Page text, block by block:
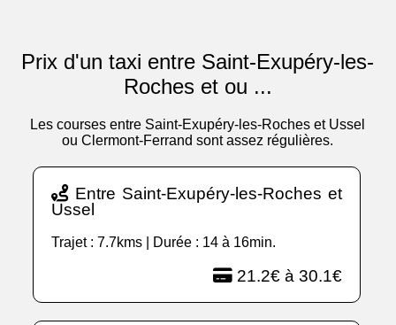
Prix d'un taxi entre Saint-Exupéry-les-
Roches et ou ...
Les courses entre Saint-Exupéry-les-Roches et Ussel
ou Clermont-Ferrand sont assez régulières.
Entre Saint-Exupéry-les-Roches et
Ussel
Trajet : 7.7kms | Durée : 14 à 16min.
21.2€ à 30.1€